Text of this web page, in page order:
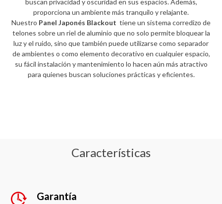
buscan privacidad y oscuridad en sus espacios. Además,
proporciona un ambiente más tranquilo y relajante.
Nuestro Panel Japonés Blackout tiene un sistema corredizo de
telones sobre un riel de aluminio que no solo permite bloquear la
luz y el ruido, sino que también puede utilizarse como separador
de ambientes o como elemento decorativo en cualquier espacio,
su fácil instalación y mantenimiento lo hacen aún más atractivo
para quienes buscan soluciones prácticas y eficientes.
Características
Garantía